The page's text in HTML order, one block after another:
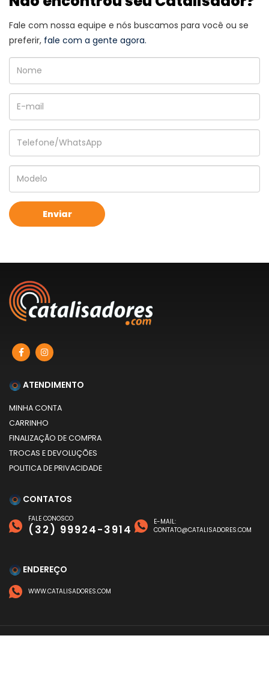
Fale com nossa equipe e nós buscamos para você ou se
preferir, fale com a gente agora.
ATENDIMENTO
MINHA CONTA
CARRINHO
FINALIZAÇÃO DE COMPRA
TROCAS E DEVOLUÇÕES
POLITICA DE PRIVACIDADE
CONTATOS
FALE CONOSCO
(32) 99924-3914
E-MAIL:
CONTATO@CATALISADORES.COM
ENDEREÇO
WWW.CATALISADORES.COM